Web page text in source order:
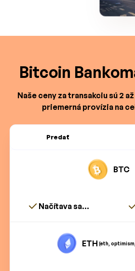
Bitcoin
Naše ceny za transakciu sú 2
priemerná provízia na
Predať
BTC
Načítava sa...
ETH (eth,